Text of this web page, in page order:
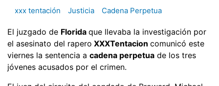
xxx tentación Justicia Cadena Perpetua
El juzgado de Florida que llevaba la investigación por
el asesinato del rapero XXXTentacion comunicó este
viernes la sentencia a cadena perpetua de los tres
jóvenes acusados por el crimen.